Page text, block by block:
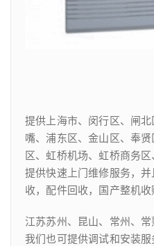
提供上海市、闵行区、闸
嘴、浦东区、金山区、奉
区、虹桥机场、虹桥商务
提供快速上门维修服务，
收，配件回收，国产整机收
江苏苏州、昆山、常州、
我们也可提供调试和安装服